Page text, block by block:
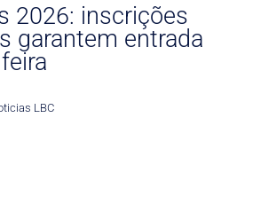
2026: inscrições
garantem entrada
LBC